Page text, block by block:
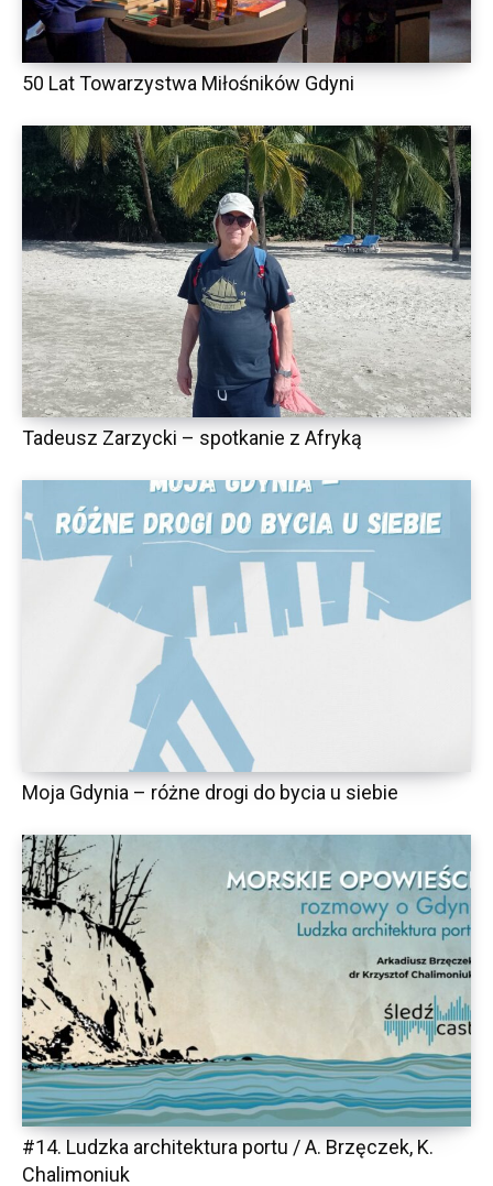
50 Lat Towarzystwa Miłośników Gdyni
Tadeusz Zarzycki – spotkanie z Afryką
Moja Gdynia – różne drogi do bycia u siebie
#14. Ludzka architektura portu / A. Brzęczek, K.
Chalimoniuk